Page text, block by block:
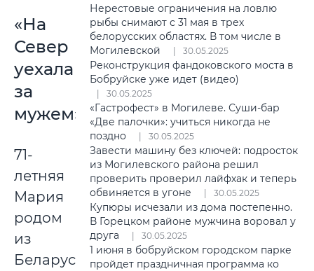
«На
Север
уехала
за
мужем»
71-
летняя
Мария
родом
из
Беларуси.
Нерестовые ограничения на ловлю
рыбы снимают с 31 мая в трех
белорусских областях. В том числе в
Могилевской
30.05.2025
Реконструкция фандоковского моста в
Бобруйске уже идет (видео)
30.05.2025
«Гастрофест» в Могилеве. Суши-бар
«Две палочки»: учиться никогда не
поздно
30.05.2025
Завести машину без ключей: подросток
из Могилевского района решил
проверить проверил лайфхак и теперь
обвиняется в угоне
30.05.2025
Купюры исчезали из дома постепенно.
В Горецком районе мужчина воровал у
друга
30.05.2025
1 июня в бобруйском городском парке
пройдет праздничная программа ко